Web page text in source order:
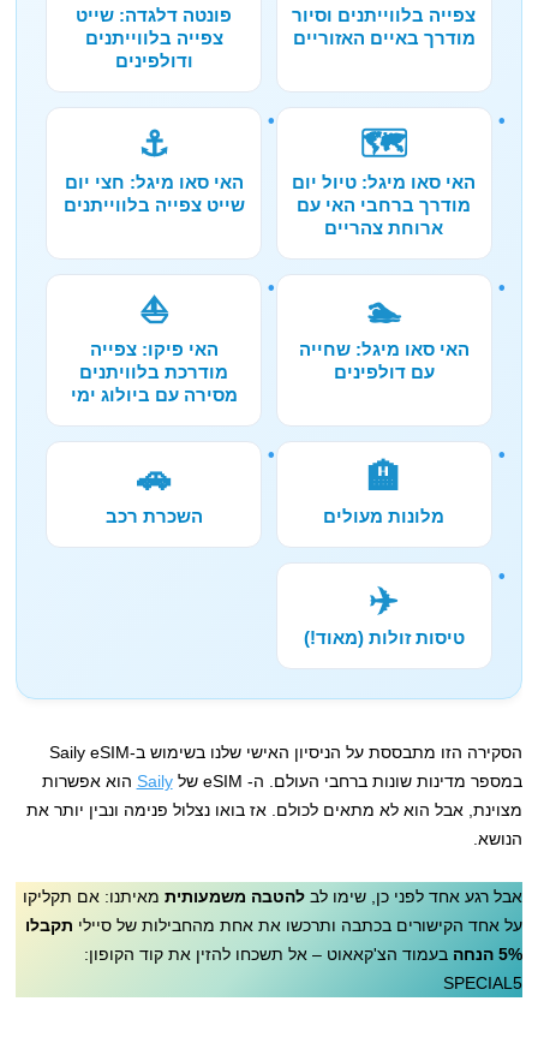
צפייה בלווייתנים וסיור
מודרך באיים האזוריים
פונטה דלגדה: שייט
צפייה בלווייתנים
ודולפינים
🗺️
האי סאו מיגל: טיול יום
מודרך ברחבי האי עם
ארוחת צהריים
⚓
האי סאו מיגל: חצי יום
שייט צפייה בלווייתנים
🏊
האי סאו מיגל: שחייה
עם דולפינים
⛵
האי פיקו: צפייה
מודרכת בלוויתנים
מסירה עם ביולוג ימי
🏨
מלונות מעולים
🚗
השכרת רכב
✈️
טיסות זולות (מאוד!)
הסקירה הזו מתבססת על הניסיון האישי שלנו בשימוש ב-Saily eSIM
במספר מדינות שונות ברחבי העולם. ה- eSIM של
Saily הוא אפשרות
מצוינת, אבל הוא לא מתאים לכולם. אז בואו נצלול פנימה ונבין יותר את
הנושא.
אבל רגע אחד לפני כן, שימו לבלהטבה משמעותית מאיתנו: אם תקליקו
על אחד הקישורים בכתבה ותרכשו את אחת מהחבילות של סיילי תקבלו
5% הנחה
בעמוד הצ'קאאוט – אל תשכחו להזין את קוד הקופון:
SPECIAL5